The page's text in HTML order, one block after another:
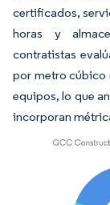
certificados,
horas y
contratistas
por metro cúbico
equipos, lo que
incorporan